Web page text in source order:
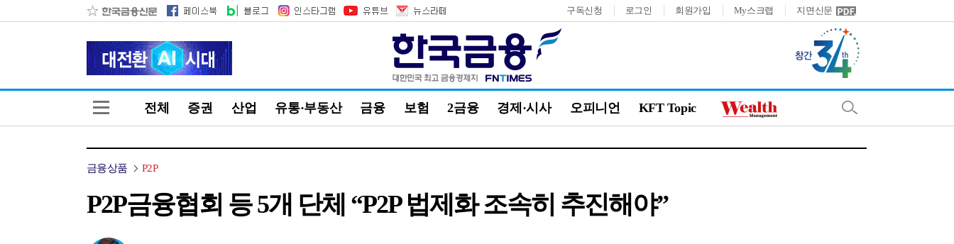
구독신청 로그인 회원가입 My스크랩 지면신문
전체 증권 산업 유통·부동산 금융 보험 2금융 경제·시사 오피니언 KFT Topic
금융상품 P2P
P2P금융협회 등 5개 단체 “P2P 법제화 조속히 추진해야”